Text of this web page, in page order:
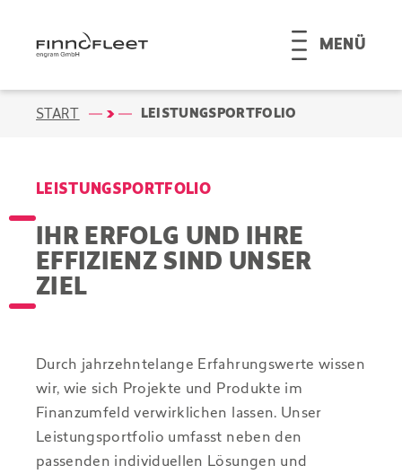
MENÜ
START LEISTUNGSPORTFOLIO
LEISTUNGSPORTFOLIO
IHR ERFOLG UND IHRE
EFFIZIENZ SIND UNSER
ZIEL
Durch jahrzehntelange Erfahrungswerte wissen
wir, wie sich Projekte und Produkte im
Finanzumfeld verwirklichen lassen. Unser
Leistungsportfolio umfasst neben den
passenden individuellen Lösungen und